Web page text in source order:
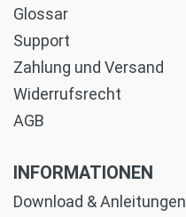
Glossar
Support
Zahlung und Versand
Widerrufsrecht
AGB
INFORMATIONEN
Download & Anleitungen